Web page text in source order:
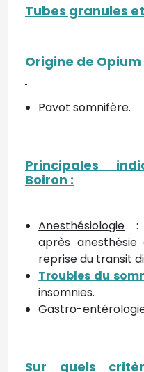
Tubes granules
Origine de Opium
Pavot somnifère.
Principales
Boiron :
Anesthésiologie :
après
reprise du transit
Troubles du
insomnies.
Gastro-
Sur quels